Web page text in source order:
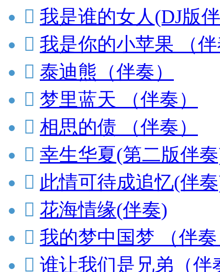
 我是谁的女人(DJ版
 我是你的小苹果 （
 泰迪熊（伴奏）
 梦里蓝天 （伴奏）
 相思的债 （伴奏）
 幸生华夏(第二版伴
 此情可待成追忆(伴
 花海情缘(伴奏)
 我的梦中国梦 （伴
 谁让我们是兄弟（伴